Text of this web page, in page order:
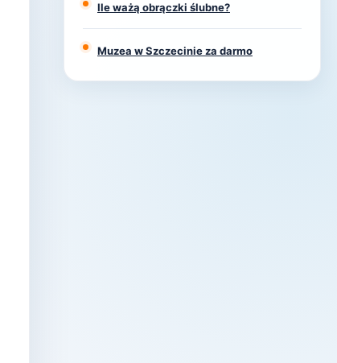
Ile ważą obrączki ślubne?
Muzea w Szczecinie za darmo